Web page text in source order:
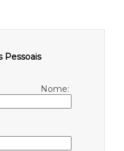
Pessoais
Nome: